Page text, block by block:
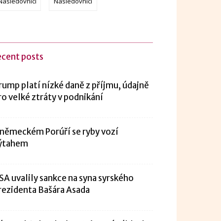
posts
platí nízké daně z příjmu, údajně
velké ztráty v podnikání
Porúří se ryby vozí
uvalily sankce na syna syrského
Bašára Asada